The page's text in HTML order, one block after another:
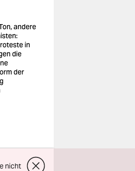
andere
in
die
der
nicht